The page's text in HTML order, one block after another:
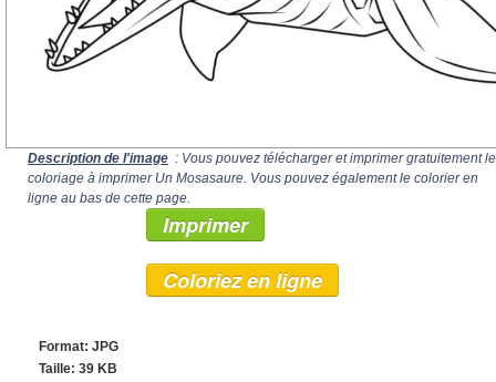
Description de l'image : Vous pouvez télécharger et imprimer gratuitement le
coloriage à imprimer Un Mosasaure. Vous pouvez également le colorier en
ligne au bas de cette page.
Imprimer
Coloriez en ligne
Format: JPG
Taille: 39 KB